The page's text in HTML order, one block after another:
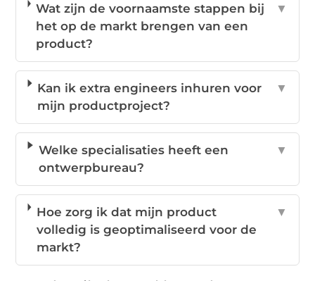
Wat zijn de voornaamste stappen bij
het op de markt brengen van een
product?
▼
Kan ik extra engineers inhuren voor
mijn productproject?
▼
Welke specialisaties heeft een
ontwerpbureau?
▼
Hoe zorg ik dat mijn product
volledig is geoptimaliseerd voor de
markt?
▼